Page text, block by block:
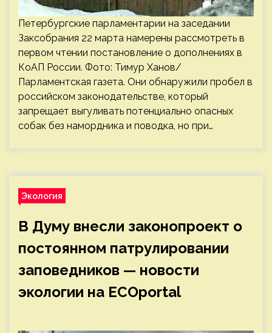
Петербургские парламентарии на заседании
Заксобрания 22 марта намерены рассмотреть в
первом чтении постановление о дополнениях в
КоАП России. Фото: Тимур Ханов/
Парламентская газета. Они обнаружили пробел в
российском законодательстве, который
запрещает выгуливать потенциально опасных
собак без намордника и поводка, но при…
Экология
В Думу внесли законопроект о
постоянном патрулировании
заповедников — новости
экологии на ECOportal